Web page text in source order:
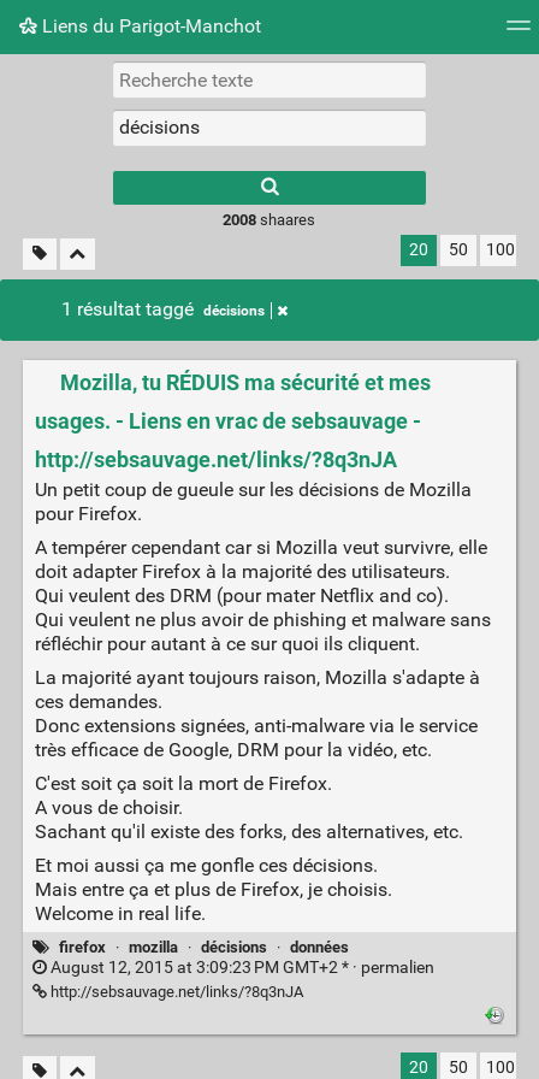
Liens du Parigot-Manchot
Nuage de tags Mur d'images
2008 shaares
20 50 100
1 résultat taggé décisions
Mozilla, tu RÉDUIS ma sécurité et mes
usages. - Liens en vrac de sebsauvage -
http://sebsauvage.net/links/?8q3nJA
Un petit coup de gueule sur les décisions de Mozilla
pour Firefox.
A tempérer cependant car si Mozilla veut survivre, elle
doit adapter Firefox à la majorité des utilisateurs.
Qui veulent des DRM (pour mater Netflix and co).
Qui veulent ne plus avoir de phishing et malware sans
réfléchir pour autant à ce sur quoi ils cliquent.
La majorité ayant toujours raison, Mozilla s'adapte à
ces demandes.
Donc extensions signées, anti-malware via le service
très efficace de Google, DRM pour la vidéo, etc.
C'est soit ça soit la mort de Firefox.
A vous de choisir.
Sachant qu'il existe des forks, des alternatives, etc.
Et moi aussi ça me gonfle ces décisions.
Mais entre ça et plus de Firefox, je choisis.
Welcome in real life.
firefox · mozilla · décisions · données
August 12, 2015 at 3:09:23 PM GMT+2 * · permalien
http://sebsauvage.net/links/?8q3nJA
20 50 100